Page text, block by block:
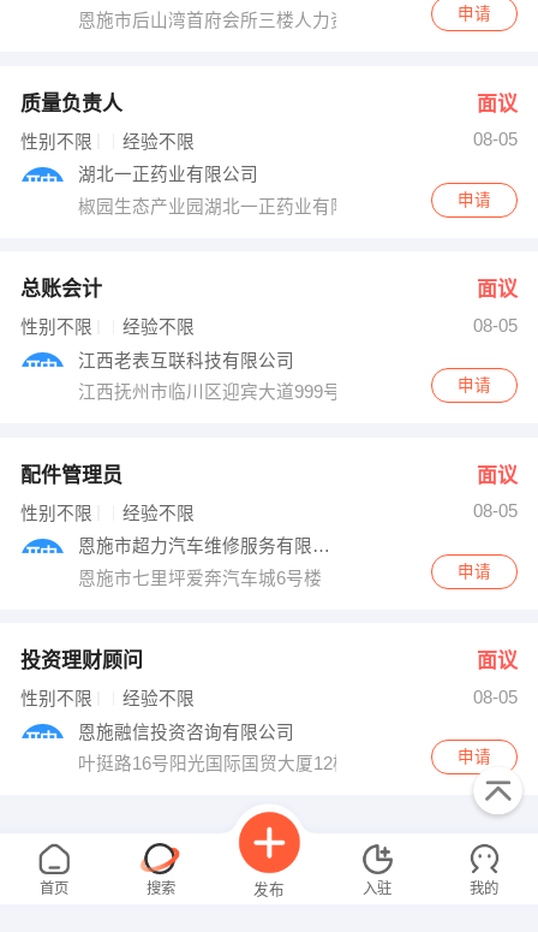
恩施市后山湾首府会所三楼人力资源部
申请
质量负责人 面议
性别不限 经验不限
08-05
湖北一正药业有限公司
椒园生态产业园湖北一正药业有限公司
申请
总账会计 面议
性别不限 经验不限
08-05
江西老表互联科技有限公司
江西抚州市临川区迎宾大道999号
申请
配件管理员 面议
性别不限 经验不限
08-05
恩施市超力汽车维修服务有限公司
恩施市七里坪爱奔汽车城6号楼
申请
投资理财顾问 面议
性别不限 经验不限
08-05
恩施融信投资咨询有限公司
叶挺路16号阳光国际国贸大厦12楼1202室
申请
首页 搜索 发布 入驻 我的